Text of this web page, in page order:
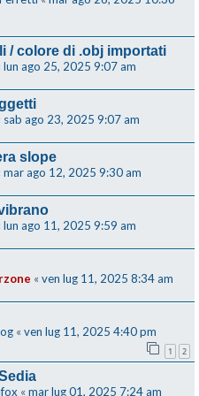
/ colore di .obj importati
lun ago 25, 2025 9:07 am
sab ago 23, 2025 9:07 am
slope
mar ago 12, 2025 9:30 am
lun ago 11, 2025 9:59 am
« ven lug 11, 2025 8:34 am
« ven lug 11, 2025 4:40 pm
1 2
« mar lug 01, 2025 7:24 am